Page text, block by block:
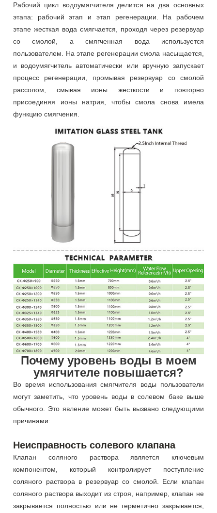
Рабочий цикл водоумягчителя делится на два основных
этапа: рабочий этап и этап регенерации. На рабочем
этапе жесткая вода смягчается, проходя через резервуар
со смолой, а смягченная вода используется
пользователем. На этапе регенерации смола насыщается,
и водоумягчитель автоматически или вручную запускает
процесс регенерации, промывая резервуар со смолой
рассолом, смывая ионы жесткости и повторно
присоединяя ионы натрия, чтобы смола снова имела
функцию смягчения.
Почему уровень воды в моем
умягчителе повышается?
Во время использования смягчителя воды пользователи
могут заметить, что уровень воды в солевом баке выше
обычного. Это явление может быть вызвано следующими
причинами:
Неисправность солевого клапана
Клапан соляного раствора является ключевым
компонентом, который контролирует поступление
соляного раствора в резервуар со смолой. Если клапан
соляного раствора выходит из строя, например, клапан не
закрывается полностью или не герметично закрывается,